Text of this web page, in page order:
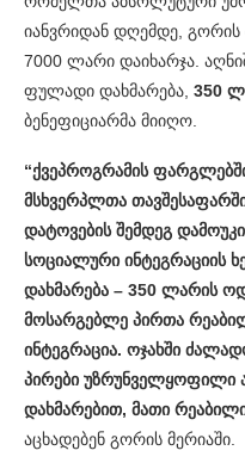
იანვრიდან დღემდე, გორის
7000 ლარი დაიხარჯა.
ფულადი დახმარება, 350
ბენეფიციარმა მიიღო.
“ქვეპროგრამის
მსხვერპლთა
დატოვების შემდეგ
სოციალური ინტეგრაციის
დახმარება – 350 ლარის
მოსარგებლე პირთა
ინტეგრაცია. ოჯახში
პირები უზრუნველყოფილი
დახმარებით, მათი
აცხადებენ გორის მერიაში.